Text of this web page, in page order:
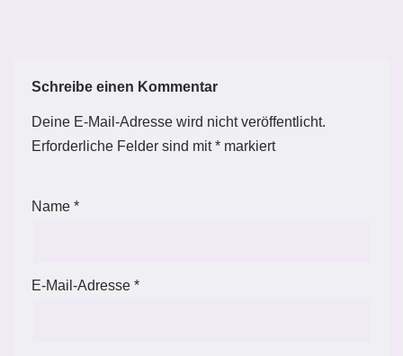
Schreibe einen Kommentar
Deine E-Mail-Adresse wird nicht veröffentlicht.
Erforderliche Felder sind mit* markiert
Name *
E-Mail-Adresse *